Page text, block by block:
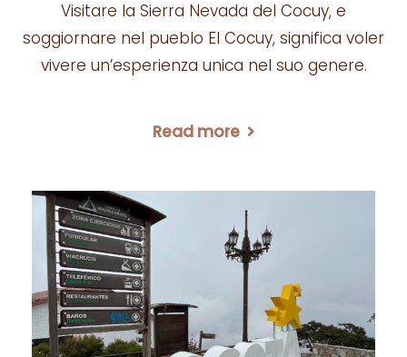
Visitare la Sierra Nevada del Cocuy, e
soggiornare nel pueblo El Cocuy, significa voler
vivere un’esperienza unica nel suo genere.
Read more